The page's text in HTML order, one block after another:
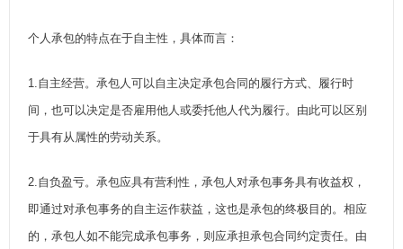
个人承包的特点在于自主性，具体而言：
1.自主经营。承包人可以自主决定承包合同的履行方式、履行时
间，也可以决定是否雇用他人或委托他人代为履行。由此可以区别
于具有从属性的劳动关系。
2.自负盈亏。承包应具有营利性，承包人对承包事务具有收益权，
即通过对承包事务的自主运作获益，这也是承包的终极目的。相应
的，承包人如不能完成承包事务，则应承担承包合同约定责任。由